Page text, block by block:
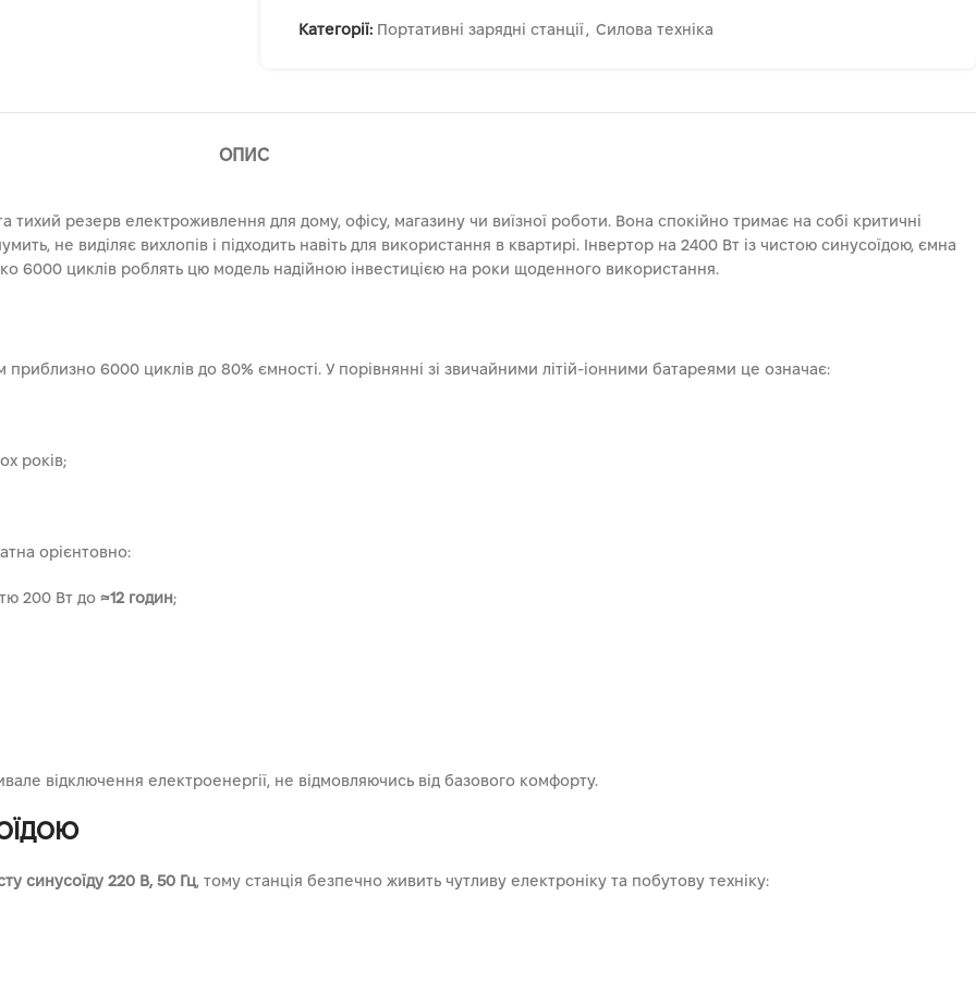
Категорії: Портативні зарядні станції, Силова техніка
ОПИС
резерв електроживлення для дому, офісу, магазину чи виїзної роботи. Вона спокійно тримає на собі критичні
не виділяє вихлопів і підходить навіть для використання в квартирі. Інвертор на 2400 Вт із чистою синусоїдою, ємна
6000 циклів роблять цю модель надійною інвестицією на роки щоденного використання.
приблизно 6000 циклів до 80% ємності. У порівнянні зі звичайними літій-іонними батареями це означає:
років;
орієнтовно:
200 Вт до ≈12 годин;
відключення електроенергії, не відмовляючись від базового комфорту.
синусоїду 220 В, 50 Гц, тому станція безпечно живить чутливу електроніку та побутову техніку: